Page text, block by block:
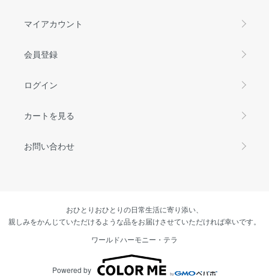
マイアカウント
会員登録
ログイン
カートを見る
お問い合わせ
おひとりおひとりの日常生活に寄り添い、
親しみをかんじていただけるような品をお届けさせていただければ幸いです。
ワールドハーモニー・テラ
Powered by